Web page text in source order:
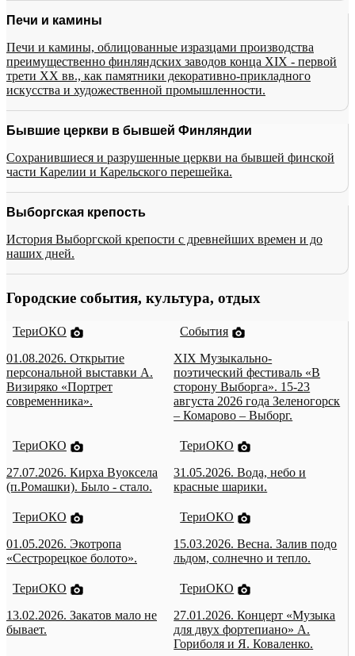
Печи и камины
Печи и камины, облицованные изразцами производства
преимущественно финляндских заводов конца XIX - первой
трети XX вв., как памятники декоративно-прикладного
искусства и художественной промышленности.
Бывшие церкви в бывшей Финляндии
Сохранившиеся и разрушенные церкви на бывшей финской
части Карелии и Карельского перешейка.
Выборгская крепость
История Выборгской крепости с древнейших времен и до
наших дней.
Городские события, культура, отдых
ТериОКО
01.08.2026. Открытие
персональной выставки А.
Визиряко «Портрет
современника».
События
XIX Музыкально-
поэтический фестиваль «В
сторону Выборга». 15-23
августа 2026 года Зеленогорск
– Комарово – Выборг.
ТериОКО
27.07.2026. Кирха Вуоксела
(п.Ромашки). Было - стало.
ТериОКО
31.05.2026. Вода, небо и
красные шарики.
ТериОКО
01.05.2026. Экотропа
«Сестрорецкое болото».
ТериОКО
15.03.2026. Весна. Залив подо
льдом, солнечно и тепло.
ТериОКО
13.02.2026. Закатов мало не
бывает.
ТериОКО
27.01.2026. Концерт «Музыка
для двух фортепиано» А.
Гориболя и Я. Коваленко.